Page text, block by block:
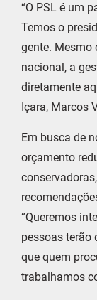
“O PSL é um
Temos o
gente. Mesmo
nacional, a
diretamente
Içara, Marcos
Em busca de
orçamento
“Queremos
pessoas terão
que quem
trabalhamos